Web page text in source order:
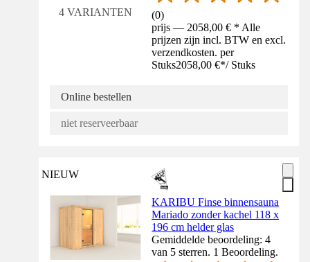
4 VARIANTEN (0)
prijs — 2058,00 € * Alle
prijzen zijn incl. BTW en excl.
verzendkosten. per
Stuks2058,00 €*/ Stuks
Online bestellen
niet reserveerbaar
NIEUW
KARIBU Finse binnensauna
Mariado zonder kachel 118 x
196 cm helder glas
Gemiddelde beoordeling: 4
van 5 sterren. 1 Beoordeling.